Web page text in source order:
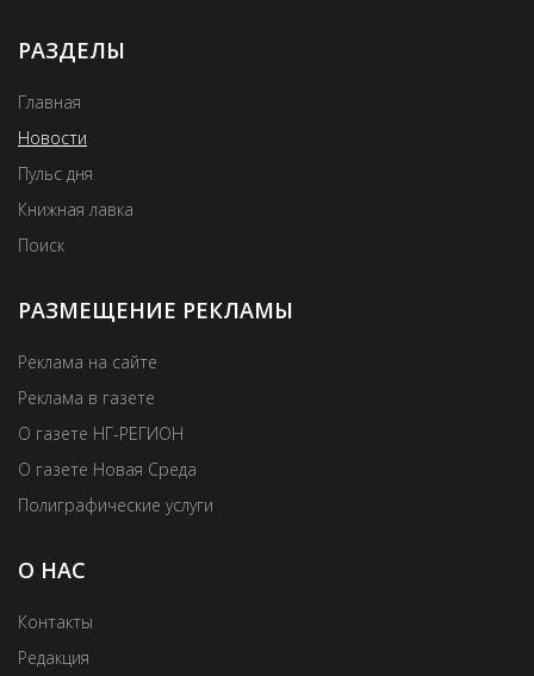
РАЗДЕЛЫ
Главная
Новости
Пульс дня
Книжная лавка
Поиск
РАЗМЕЩЕНИЕ РЕКЛАМЫ
Реклама на сайте
Реклама в газете
О газете НГ-РЕГИОН
О газете Новая Среда
Полиграфические услуги
О НАС
Контакты
Редакция